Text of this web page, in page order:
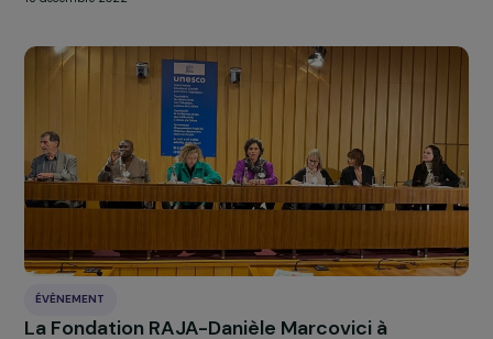
ÉVÈNEMENT